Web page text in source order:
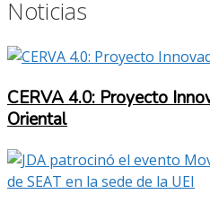
Noticias
CERVA 4.0: Proyecto
Oriental